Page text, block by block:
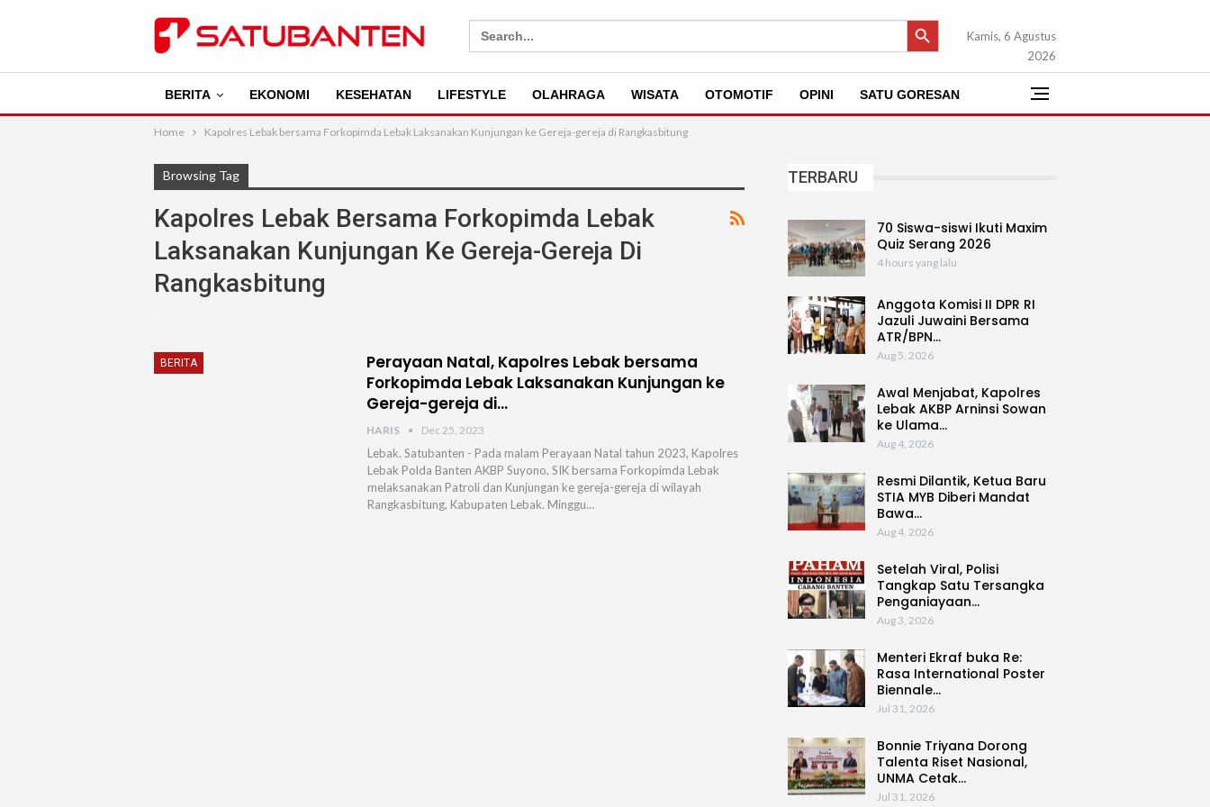
Search
for:
SEARCH BUTTON
Kamis, 6 Agustus
2026
BERITA EKONOMI KESEHATAN LIFESTYLE OLAHRAGA WISATA OTOMOTIF OPINI SATU GORESAN
Home Kapolres Lebak bersama Forkopimda Lebak Laksanakan Kunjungan ke Gereja-gereja di Rangkasbitung
Browsing Tag
Kapolres Lebak Bersama Forkopimda Lebak
Laksanakan Kunjungan Ke Gereja-Gereja Di
Rangkasbitung
BERITA
Perayaan Natal, Kapolres Lebak bersama
Forkopimda Lebak Laksanakan Kunjungan ke
Gereja-gereja di…
HARIS Dec 25, 2023
Lebak. Satubanten - Pada malam Perayaan Natal tahun 2023, Kapolres
Lebak Polda Banten AKBP Suyono, SIK bersama Forkopimda Lebak
melaksanakan Patroli dan Kunjungan ke gereja-gereja di wilayah
Rangkasbitung, Kabupaten Lebak. Minggu…
TERBARU
70 Siswa-siswi Ikuti Maxim
Quiz Serang 2026
4 hours yang lalu
Anggota Komisi II DPR RI
Jazuli Juwaini Bersama
ATR/BPN…
Aug 5, 2026
Awal Menjabat, Kapolres
Lebak AKBP Arninsi Sowan
ke Ulama…
Aug 4, 2026
Resmi Dilantik, Ketua Baru
STIA MYB Diberi Mandat
Bawa…
Aug 4, 2026
Setelah Viral, Polisi
Tangkap Satu Tersangka
Penganiayaan…
Aug 3, 2026
Menteri Ekraf buka Re:
Rasa International Poster
Biennale…
Jul 31, 2026
Bonnie Triyana Dorong
Talenta Riset Nasional,
UNMA Cetak…
Jul 31, 2026